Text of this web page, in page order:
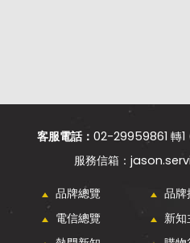
客服電話： 02-29959861 轉
品牌總覽 品牌
電信總覽
新知